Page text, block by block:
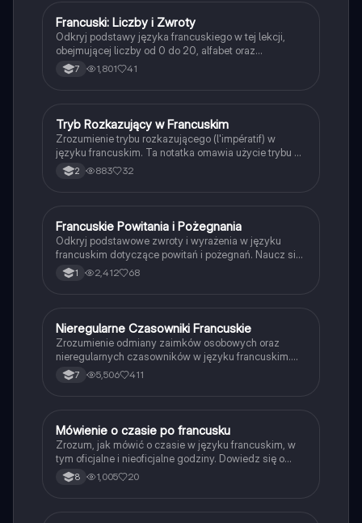
Język francuski
Francuski: Liczby i Zwroty
Odkryj podstawy języka francuskiego w tej lekcji,
obejmującej liczby od 0 do 20, alfabet oraz
podstawowe zwroty. Idealne dla początkujących
uczniów, którzy chcą szybko przyswoić kluczowe
7 1,801 41
Język francuski
Tryb Rozkazujący w Francuskim
Zrozumienie trybu rozkazującego (l'impératif) w
języku francuskim. Ta notatka omawia użycie trybu w
trzech osobach: tu, nous i vous, oraz przedstawia
przykłady dla różnych grup czasowników, w tym
2 883 32
Język francuski
Francuskie Powitania i Pożegnania
Odkryj podstawowe zwroty i wyrażenia w języku
francuskim dotyczące powitań i pożegnań. Naucz się,
jak się przedstawiać, pytać o samopoczucie oraz
odpowiadać na te pytania. Idealne dla
1 2,412 68
Język francuski
Nieregularne Czasowniki Francuskie
Zrozumienie odmiany zaimków osobowych oraz
nieregularnych czasowników w języku francuskim.
Obejmuje szczegółowe przykłady dla czasowników
'avoir', 'être', 'faire', 'aller' oraz czasowników pierwszej
7 5,506 411
Język francuski
Mówienie o czasie po francusku
Zrozum, jak mówić o czasie w języku francuskim, w
tym oficjalne i nieoficjalne godziny. Dowiedz się o
porach dnia oraz jak poprawnie wyrażać godziny,
takie jak 'czwarta piętnaście' czy 'dziesiąta
8 1,005 20